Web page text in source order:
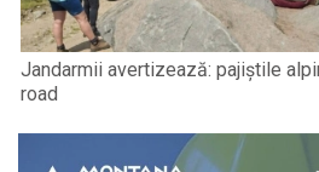
Jandarmii avertizează: pajiștile
road